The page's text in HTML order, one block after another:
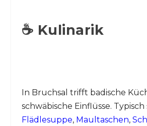
☕ Kulinarik
In Bruchsal trifft badische
schwäbische Einflüsse. Typisch
Flädlesuppe, Maultaschen,